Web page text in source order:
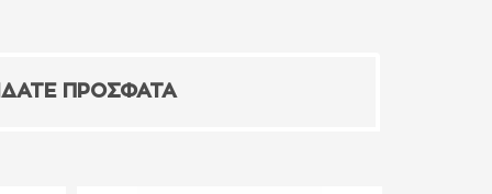
ΠΡΟΣΦΑΤΑ